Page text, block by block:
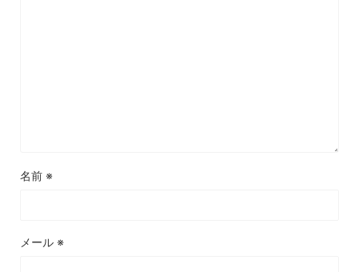
名前 ※
メール ※